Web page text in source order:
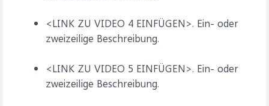
<LINK ZU VIDEO 4 EINFÜGEN>. Ein- oder
zweizeilige Beschreibung.
<LINK ZU VIDEO 5 EINFÜGEN>. Ein- oder
zweizeilige Beschreibung.